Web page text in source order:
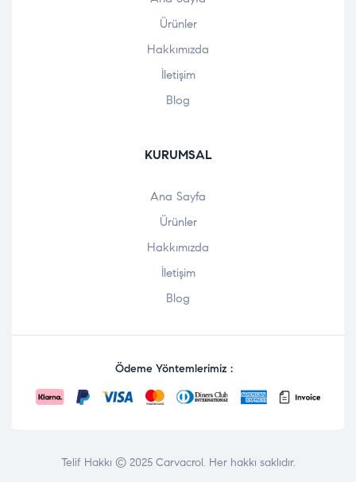
Ürünler
Hakkımızda
İletişim
Blog
KURUMSAL
Ana Sayfa
Ürünler
Hakkımızda
İletişim
Blog
Ödeme Yöntemlerimiz :
Telif Hakkı © 2025Carvacrol. Her hakkı saklıdır.